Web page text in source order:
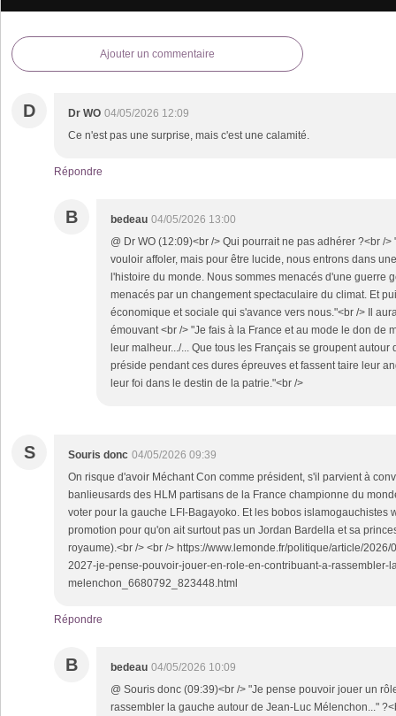
Ajouter un commentaire
D Dr WO 04/05/2026 12:09
Ce n'est pas une surprise, mais c'est une calamité.
Répondre
B bedeau 04/05/2026 13:00
@ Dr WO (12:09)<br /> Qui pourrait ne pas adhérer ?<br /
vouloir affoler, mais pour être lucide, nous entrons dans
l'histoire du monde. Nous sommes menacés d'une guerre
menacés par un changement spectaculaire du climat. Et
économique et sociale qui s'avance vers nous."<br /> Il
émouvant <br /> "Je fais à la France et au mode le don de
leur malheur.../... Que tous les Français se groupent
préside pendant ces dures épreuves et fassent taire leur
leur foi dans le destin de la patrie."<br />
S Souris donc 04/05/2026 09:39
On risque d'avoir Méchant Con comme président, s'il parvient à
banlieusards des HLM partisans de la France championne du
voter pour la gauche LFI-Bagayoko. Et les bobos islamogauchistes
promotion pour qu'on ait surtout pas un Jordan Bardella et sa
royaume).<br /> <br /> https://www.lemonde.fr/politique/article/
2027-je-pense-pouvoir-jouer-en-role-en-contribuant-a-rassembler-
melenchon_6680792_823448.html
Répondre
B bedeau 04/05/2026 10:09
@ Souris donc (09:39)<br /> "Je pense pouvoir jouer un
rassembler la gauche autour de Jean-Luc Mélenchon..."